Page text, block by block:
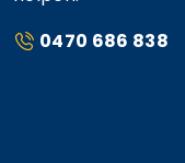
0470 686 838